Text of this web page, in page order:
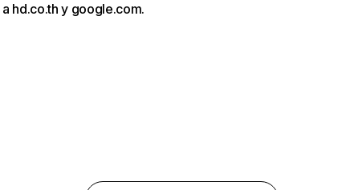
hd.co.th y google.com.